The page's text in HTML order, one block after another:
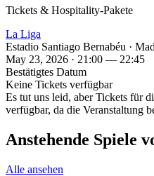
Tickets & Hospitality-Pakete
La Liga
Estadio Santiago Bernabéu ·
May 23, 2026 · 21:00 — 22:45
Bestätigtes Datum
Keine Tickets verfügbar
Es tut uns leid, aber Tickets für
verfügbar, da die Veranstaltung
Anstehende Spiele
Alle ansehen